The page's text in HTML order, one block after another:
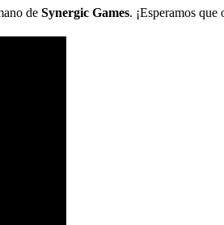
de Synergic Games. ¡Esperamos que